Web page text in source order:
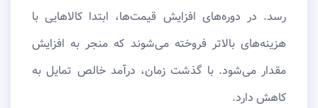
رسد. در دوره‌های افزایش قیمت‌ها، ابتدا کالاهایی با
هزینه‌های بالاتر فروخته می‌شوند که منجر به افزایش
مقدار می‌شود. با گذشت زمان، درآمد خالص تمایل به
کاهش دارد.